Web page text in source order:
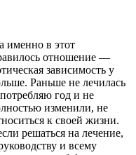
именно в этот
отношение —
зависимость у
Раньше не лечилась
год и не
изменили, не
к своей жизни.
решаться на лечение,
и всему